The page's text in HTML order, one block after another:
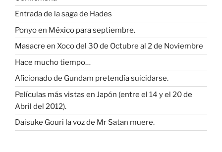
Entrada de la saga de Hades
Ponyo en México para septiembre.
Masacre en Xoco del 30 de Octubre al 2 de Noviembre
Hace mucho tiempo…
Aficionado de Gundam pretendía suicidarse.
Películas más vistas en Japón (entre el 14 y el 20 de
Abril del 2012).
Daisuke Gouri la voz de Mr Satan muere.